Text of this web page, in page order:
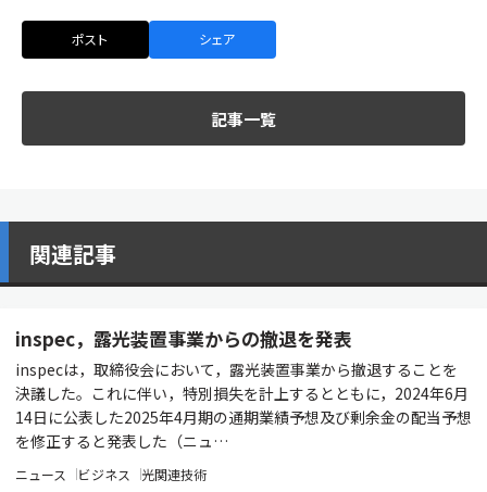
ポスト シェア
記事一覧
関連記事
inspec，露光装置事業からの撤退を発表
inspecは，取締役会において，露光装置事業から撤退することを
決議した。これに伴い，特別損失を計上するとともに，2024年6月
14日に公表した2025年4月期の通期業績予想及び剰余金の配当予想
を修正すると発表した（ニュ…
ニュース ビジネス 光関連技術